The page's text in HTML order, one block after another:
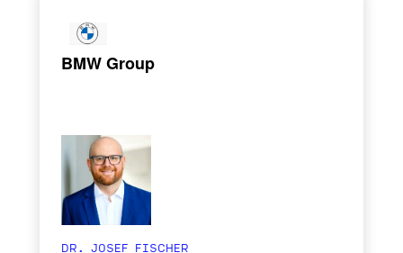
BMW Group
DR. JOSEF FISCHER